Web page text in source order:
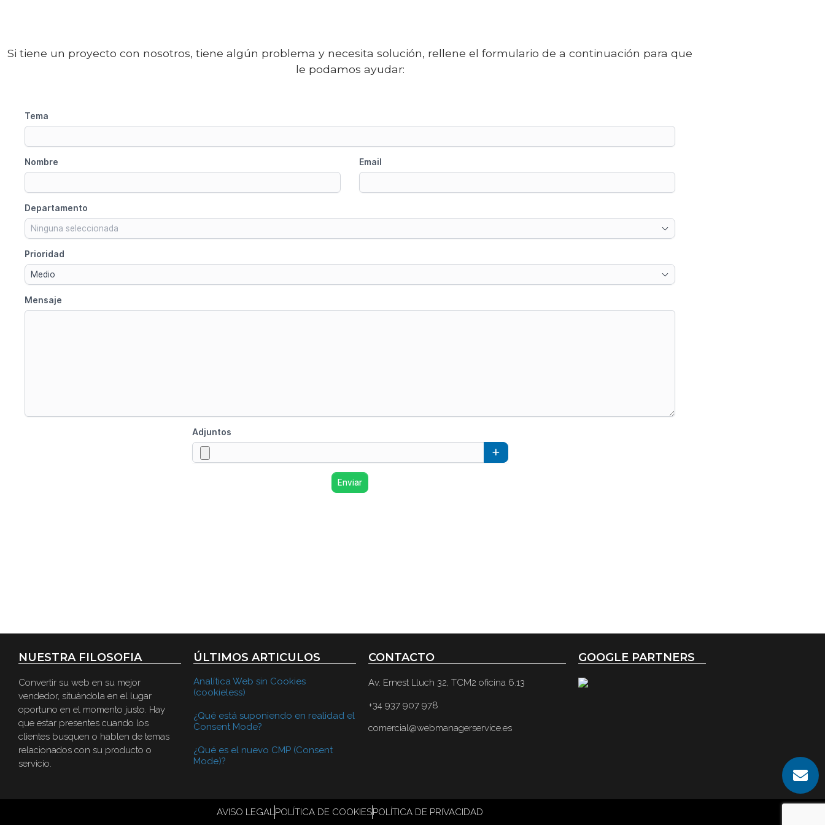
Si tiene un proyecto con nosotros, tiene algún problema y necesita solución, rellene el formulario de a continuación para que
le podamos ayudar:
NUESTRA FILOSOFIA
Convertir su web en su mejor
vendedor, situándola en el lugar
oportuno en el momento justo. Hay
que estar presentes cuando los
clientes busquen o hablen de temas
relacionados con su producto o
servicio.
ÚLTIMOS ARTICULOS
Analítica Web sin Cookies
(cookieless)
¿Qué está suponiendo en realidad el
Consent Mode?
¿Qué es el nuevo CMP (Consent
Mode)?
CONTACTO
Av. Ernest Lluch 32, TCM2 oficina 6.13
+34 937 907 978
comercial@webmanagerservice.es
GOOGLE PARTNERS
AVISO LEGALPOLÍTICA DE COOKIESPOLÍTICA DE PRIVACIDAD